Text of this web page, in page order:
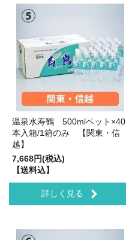
温泉水寿鶴 500mlペット×40
本入箱/1箱のみ 【関東・信
越】
7,668円(税込)
【送料込】
詳しく見る